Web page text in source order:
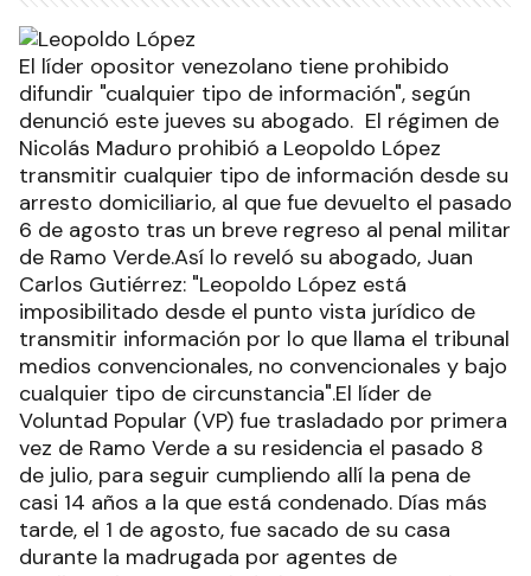
El líder opositor venezolano tiene prohibido
difundir "cualquier tipo de información", según
denunció este jueves su abogado. El régimen de
Nicolás Maduro prohibió a Leopoldo López
transmitir cualquier tipo de información desde su
arresto domiciliario, al que fue devuelto el pasado
6 de agosto tras un breve regreso al penal militar
de Ramo Verde.Así lo reveló su abogado, Juan
Carlos Gutiérrez: "Leopoldo López está
imposibilitado desde el punto vista jurídico de
transmitir información por lo que llama el tribunal
medios convencionales, no convencionales y bajo
cualquier tipo de circunstancia".El líder de
Voluntad Popular (VP) fue trasladado por primera
vez de Ramo Verde a su residencia el pasado 8
de julio, para seguir cumpliendo allí la pena de
casi 14 años a la que está condenado. Días más
tarde, el 1 de agosto, fue sacado de su casa
durante la madrugada por agentes de